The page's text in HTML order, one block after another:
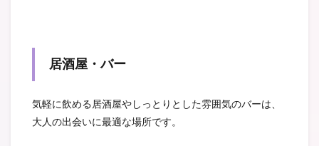
居酒屋・バー
気軽に飲める居酒屋やしっとりとした雰囲気のバーは、
大人の出会いに最適な場所です。